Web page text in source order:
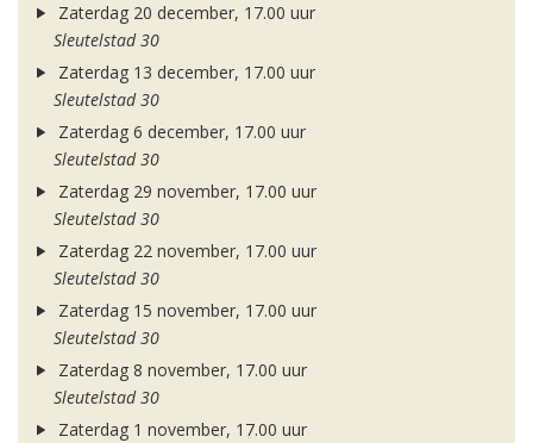
Zaterdag 20 december, 17.00 uur
Sleutelstad 30
Zaterdag 13 december, 17.00 uur
Sleutelstad 30
Zaterdag 6 december, 17.00 uur
Sleutelstad 30
Zaterdag 29 november, 17.00 uur
Sleutelstad 30
Zaterdag 22 november, 17.00 uur
Sleutelstad 30
Zaterdag 15 november, 17.00 uur
Sleutelstad 30
Zaterdag 8 november, 17.00 uur
Sleutelstad 30
Zaterdag 1 november, 17.00 uur